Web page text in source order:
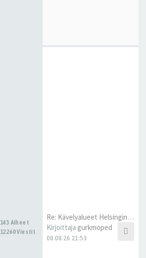
143 Aiheet
12260 Viestit
Re: Kävelyalueet Helsingin ke…
Kirjoittaja gurkmoped
08.08.26 21:53